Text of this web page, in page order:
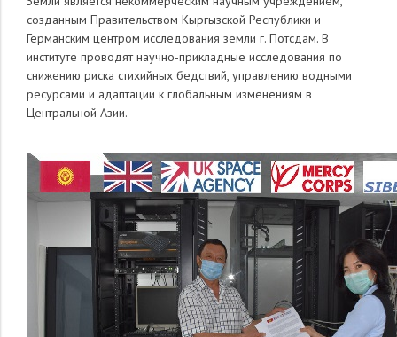
созданным Правительством Кыргызской Республики и
Германским центром исследования земли г. Потсдам. В
институте проводят научно-прикладные исследования по
снижению риска стихийных бедствий, управлению водными
ресурсами и адаптации к глобальным изменениям в
Центральной Азии.